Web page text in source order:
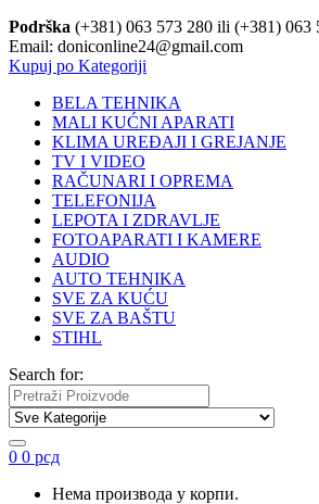
Podrška (+381) 063 573 280 ili (+381) 063
Email: doniconline24@gmail.com
Kupuj po Kategoriji
BELA TEHNIKA
MALI KUĆNI APARATI
KLIMA UREĐAJI I GREJANJE
TV I VIDEO
RAČUNARI I OPREMA
TELEFONIJA
LEPOTA I ZDRAVLJE
FOTOAPARATI I KAMERE
AUDIO
AUTO TEHNIKA
SVE ZA KUĆU
SVE ZA BAŠTU
STIHL
Search for:
0 0 рсд
Нема производа у корпи.